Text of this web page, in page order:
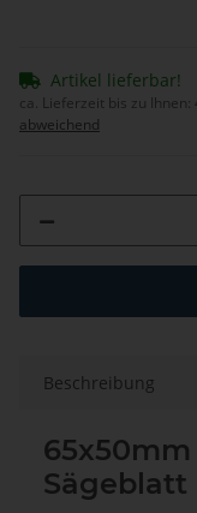
Artikel lieferbar!
ca. Lieferzeit bis zu Ihnen:
abweichend
Beschreibung
65x50mm
Sägeblatt